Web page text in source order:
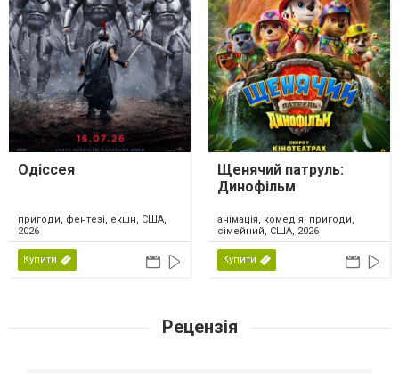
Одіссея
пригоди, фентезі, екшн, США,
2026
Купити
Щенячий патруль:
Динофільм
анімація, комедія, пригоди,
сімейний, США, 2026
Купити
Рецензія